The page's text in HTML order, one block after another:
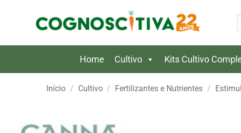
Home Cultivo Kits Cultivo
Início / Cultivo / Fertilizantes e Nutrientes /